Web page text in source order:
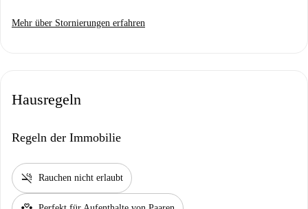
Mehr über Stornierungen erfahren
Hausregeln
Regeln der Immobilie
smoke_free Rauchen nicht erlaubt